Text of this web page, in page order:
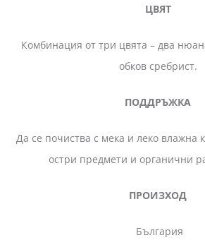
ЦВЯТ
Комбинация от три цвята – два
обков сребрист.
ПОДДРЪЖКА
Да се почиства с мека и леко влажна
остри предмети и органични
ПРОИЗХОД
България